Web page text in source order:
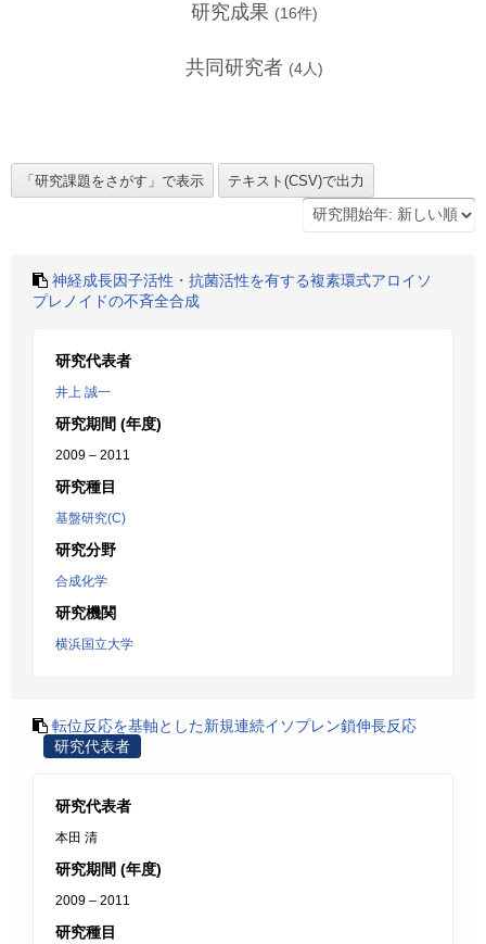
研究成果 (16件)
共同研究者 (4人)
神経成長因子活性・抗菌活性を有する複素環式アロイソ
プレノイドの不斉全合成
研究代表者
井上 誠一
研究期間 (年度)
2009 – 2011
研究種目
基盤研究(C)
研究分野
合成化学
研究機関
横浜国立大学
転位反応を基軸とした新規連続イソプレン鎖伸長反応
研究代表者
研究代表者
本田 清
研究期間 (年度)
2009 – 2011
研究種目